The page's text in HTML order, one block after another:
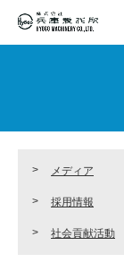
メディア
採用情報
社会貢献活動